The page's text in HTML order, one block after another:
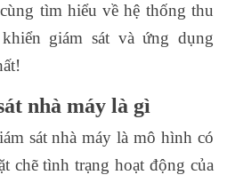
tìm hiểu về hệ thống thu
giám sát và ứng dụng
nhà máy là gì
sát nhà máy là mô hình có
chẽ tình trạng hoạt động của